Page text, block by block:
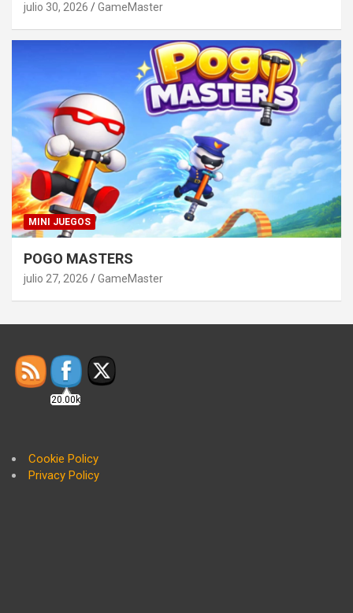
julio 30, 2026 GameMaster
MINI JUEGOS
POGO MASTERS
julio 27, 2026 GameMaster
20.00k
Cookie Policy
Privacy Policy